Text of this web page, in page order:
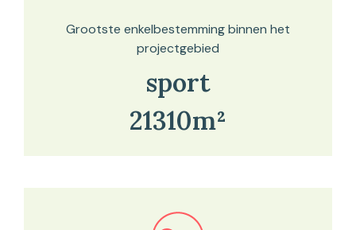
Grootste enkelbestemming binnen het
projectgebied
sport
21310m²